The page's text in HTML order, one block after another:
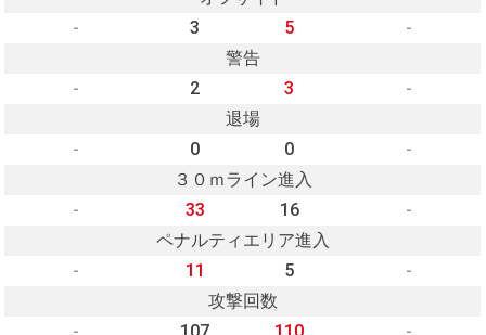
-
3 5
-
警告
-
2 3
-
退場
-
0 0
-
３０ｍライン進入
-
33 16
-
ペナルティエリア進入
-
11 5
-
攻撃回数